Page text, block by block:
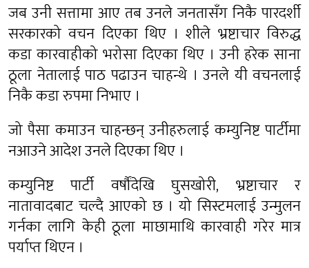
जब उनी सत्तामा आए तब उनले जनतासँग निकै पारदर्शी
सरकारको वचन दिएका थिए । शीले भ्रष्टाचार विरुद्ध
कडा कारवाहीको भरोसा दिएका थिए । उनी हरेक साना
ठूला नेतालाई पाठ पढाउन चाहन्थे । उनले यी वचनलाई
निकै कडा रुपमा निभाए ।
जो पैसा कमाउन चाहन्छन् उनीहरुलाई कम्युनिष्ट पार्टीमा
नआउने आदेश उनले दिएका थिए ।
कम्युनिष्ट पार्टी वर्षौंदेखि घुसखोरी, भ्रष्टाचार र
नातावादबाट चल्दै आएको छ । यो सिस्टमलाई उन्मुलन
गर्नका लागि केही ठूला माछामाथि कारवाही गरेर मात्र
पर्याप्त थिएन ।